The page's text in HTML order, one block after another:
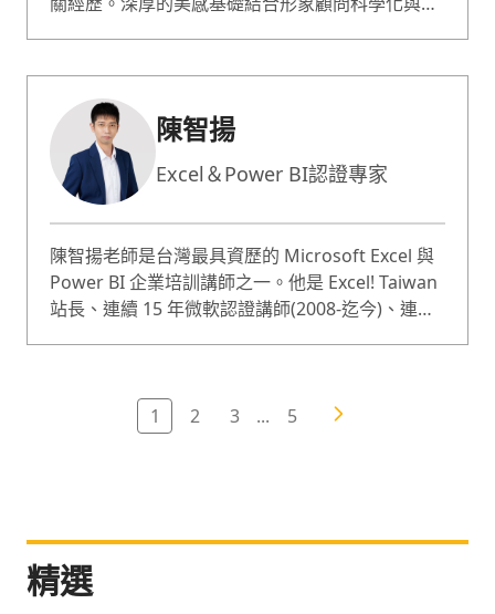
倡永續時尚的形象穿搭顧問，更是各大新聞媒體時
尚類專訪 講評人，服裝作品屢獲獎項肯定外，也是
禮服改造大賽評審。 首創「料理視覺系」融入穿搭
模組系統，以色彩x身型x風格三大核心關鍵，集結
出「333黃金穿搭法」，而獨創「DISC形象訂製」
各類案例、互動演練與小組驗收，讓學員透過
team building有感學習並借鏡他人案例以挖掘深
層需求，產生改變的力量，讓形象走在能力前面！
莫菲深信只要認識個人優勢，每個人都能閃閃發
亮，穿出經典 搭出風格 揭開隱藏的美好自己！
陳智揚
Excel＆Power BI認證專家
陳智揚老師是台灣最具資歷的 Microsoft Excel 與
Power BI 企業培訓講師之一。他是 Excel! Taiwan
站長、連續 15 年微軟認證講師(2008-迄今)、連續
世界大賽 Excel 國手指導老師，帶領學員奪下多個
世界冠軍。授課企業涵蓋中華電信、國泰世華銀
1 2 3 ... 5
精選